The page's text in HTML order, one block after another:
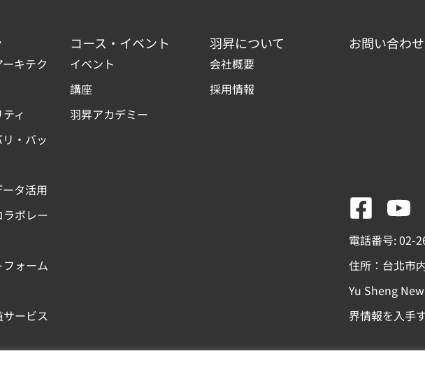
キテク
ィ
・バッ
タ活用
ボレー
ォーム
ービス
コース・イベント
イベント
講座
羽昇アカデミー
羽昇について
会社概要
採用情報
お問い合わせ
F
a
c
e
b
o
o
Y
o
u
t
u
b
e
電話番号: 02-
住所：台北市
Yu Sheng
界情報を入手